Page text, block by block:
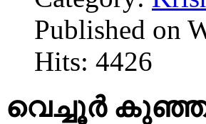
Published on
Hits: 4426
വെച്ചൂർ